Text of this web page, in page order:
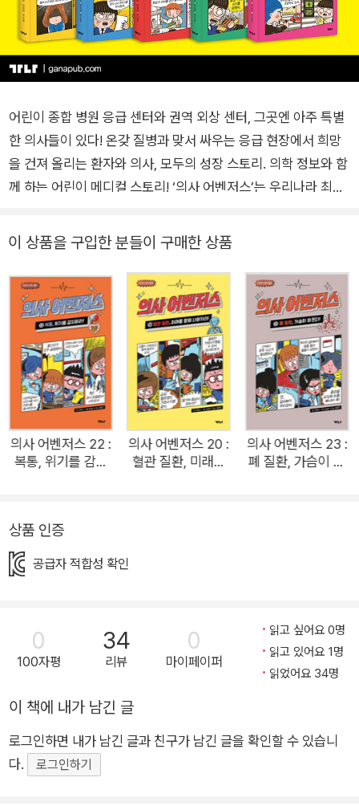
어린이 종합 병원 응급 센터와 권역 외상 센터, 그곳엔 아주 특별
한 의사들이 있다! 온갖 질병과 맞서 싸우는 응급 현장에서 희망
을 건져 올리는 환자와 의사, 모두의 성장 스토리. 의학 정보와 함
께 하는 어린이 메디컬 스토리! ‘의사 어벤저스’는 우리나라 최초
있는 어린이 의사들에 대한 이야기를 다룬 의학 동화이다. 최근
아 어린이 도서 분야에서도 보다 다양하고 전문화된 소재에 대한
욕구가 커지고 있다. 어린이 도서의 경우, 쉽게 접하기 어려운 정
보를 이야기로 구성한 유사 콘셉트나 중복 출판이 많은 편인데,
이렇듯 차별성이나 독창성 있는 제품의 개발이 점점 어려워지는
환경에서, ‘어떤’ 트렌디한 소재를 ‘어떻게’ 스토리텔링화 하는가
가 도서 개발의 포인트라 할 수 있다. 전 국민이 경험한 코로나 바
이러스의 영향으로 세균과 감염, 치료 등에 대한 관심이 크다. 전
문가들은 앞으로도 공중 보건의 위기는 반드시 반복될 것이라고
말한다. 이런 현실은 어린이들에게 공중위생과 대처 교육 등의 경
재로 한 ‘의사 어벤저스’ 시리즈의 출간은 그만큼 특별한 작업이
라고 할 수 있다. 사실 의학 소재는 많은 매체에서 그 인기가 증명
적인 스토리 연출이 가능하기 때문이다. 의학의 테두리 안에 있는
‘위기’, ‘극복’, ‘건강’, ‘생명’, ‘의사’, ‘행복’ 등의 키워드는 특히나 요
즘 시대를 살아가는 우리에게 무엇보다 중요한 관심사이며, 미래
를 살아갈 어린이들에겐 더할 나위 없이 중요한 부분이다. 이에
꼭 알아야 할 다양한 소재를 다룬 ‘의사 어벤저스’ 시리즈를 펴낸
다. 과학교육 전공자이자 방송작가 경력자인 고희정 작가는 의학
이 상품을 구입한 분들이 구매한 상품
의사 어벤저스 22 :
복통, 위기를 감지
의사 어벤저스 20 :
혈관 질환, 미래를
의사 어벤저스 23 :
폐 질환, 가슴이 아
상품 인증
공급자 적합성 확인
0
100자평
34
리뷰
0
마이페이퍼
읽고 싶어요 0명
읽고 있어요 1명
읽었어요 34명
이 책에 내가 남긴 글
로그인하면 내가 남긴 글과 친구가 남긴 글을 확인할 수 있습니
다.
로그인하기